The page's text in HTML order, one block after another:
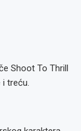
Shoot To Thrill
i treću.